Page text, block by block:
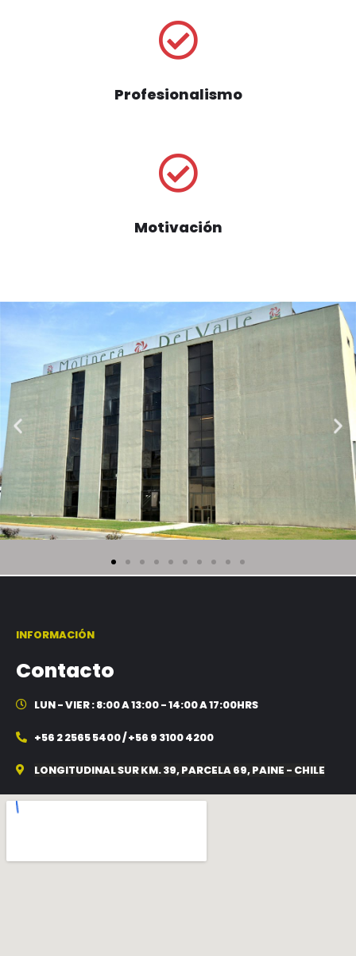
Profesionalismo
Motivación
INFORMACIÓN
Contacto
LUN - VIER : 8:00 A 13:00 - 14:00 A 17:00HRS
+56 2 2565 5400 / +56 9 3100 4200
LONGITUDINAL SUR KM. 39, PARCELA 69, PAINE - CHILE